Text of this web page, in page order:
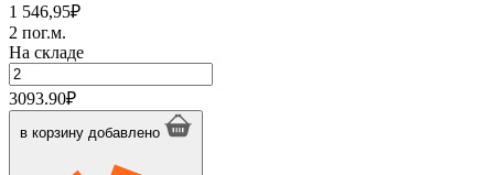
1 546,95₽
2 пог.м.
На складе
Количество
товара
Трубка
Термафлекс
3093.90₽
в корзину добавлено